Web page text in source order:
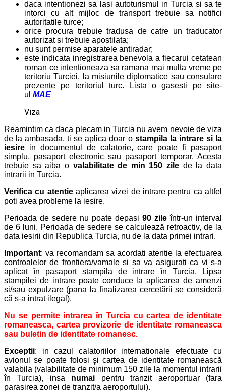
daca intentionezi sa lasi autoturismul in Turcia si sa te
intorci cu alt mijloc de transport trebuie sa notifici
autoritatile turce;
orice procura trebuie tradusa de catre un traducator
autorizat si trebuie apostilata;
nu sunt permise aparatele antiradar;
este indicata inregistrarea benevola a fiecarui cetatean
roman ce intentioneaza sa ramana mai multa vreme pe
teritoriu Turciei, la misiunile diplomatice sau consulare
prezente pe teritoriul turc. Lista o gasesti pe site-
ul MAE
Viza
Reamintim ca daca plecam in Turcia nu avem nevoie de viza
de la ambasada, ti se aplica doar o stampila la intrare si la
iesire in documentul de calatorie, care poate fi pasaport
simplu, pasaport electronic sau pasaport temporar. Acesta
trebuie sa aiba o valabilitate de min 150 zile de la data
intrarii in Turcia.
Verifica cu atentieaplicarea vizei de intrare pentru ca altfel
poti avea probleme la iesire.
Perioada de sedere nu poate depasi 90 zile într-un interval
de 6 luni. Perioada de sedere se calculează retroactiv, de la
data iesirii din Republica Turcia, nu de la data primei intrari.
Important: va recomandam sa acordati atentie la efectuarea
controalelor de frontiera/vamale si sa va asigurati ca vi s-a
aplicat în pasaport stampila de intrare în Turcia. Lipsa
stampilei de intrare poate conduce la aplicarea de amenzi
si/sau expulzare (pana la finalizarea cercetării se consideră
că s-a intrat ilegal).
Nu se permite intrarea în Turcia cu cartea de identitate
romaneasca, cartea provizorie de identitate romaneasca
sau buletin de identitate romanesc.
Exceptii: in cazul calatoriilor internationale efectuate cu
avionul se poate folosi şi cartea de identitate romanească
valabila (valabilitate de minimum 150 zile la momentul intrarii
în Turcia), insa numai pentru tranzit aeroportuar (fara
parasirea zonei de tranzit/a aeroportului).